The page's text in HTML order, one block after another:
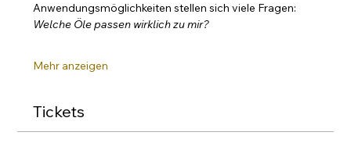
Anwendungsmöglichkeiten stellen sich viele Fragen:
Welche Öle passen wirklich zu mir?
Mehr anzeigen
Tickets